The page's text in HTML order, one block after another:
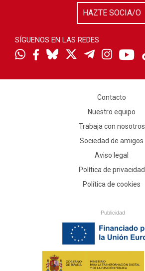
HAZTE SOCIA/O
SÍGUENOS EN LAS REDES
Contacto
Nuestro equipo
Trabaja con nosotros
Sociedad de amigos
Aviso legal
Política de privacidad
Política de cookies
Publicidad